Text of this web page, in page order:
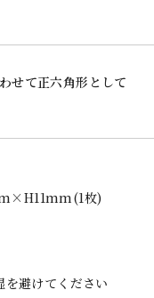
せて正六角形として
枚)
避けてください